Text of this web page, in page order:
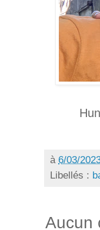
à 6/03/
Libellés :
Aucun